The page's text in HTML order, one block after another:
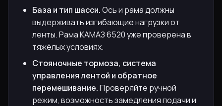
База и тип шасси.Ось и рама должны
выдерживать изгибающие нагрузки от
ленты. Рама КАМАЗ 6520 уже проверена в
тяжёлых условиях.
Стояночные тормоза, система
управления лентой и обратное
перемешивание.Проверяйте ручной
режим, возможность замедления подачи и